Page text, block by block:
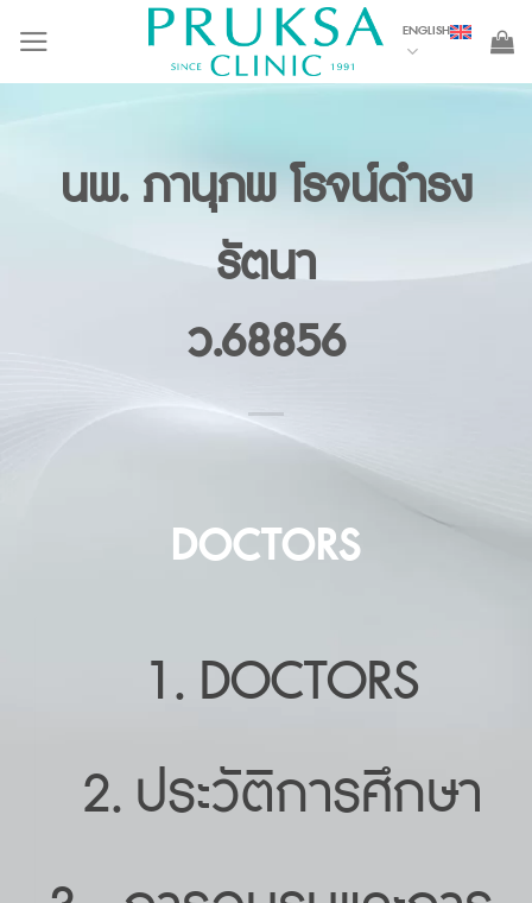
content
ENGLISH
นพ. ภานุภพ โรจน์ดำรง
รัตนา
ว.68856
DOCTORS
DOCTORS
ประวัติการศึกษา